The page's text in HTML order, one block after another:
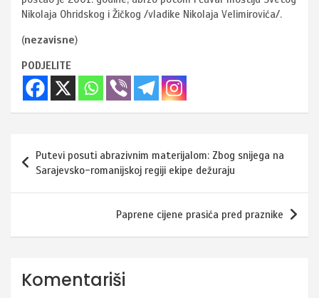
Nikolaja Ohridskog i Žičkog /vladike Nikolaja Velimirovića/.
(nezavisne)
PODJELITE
Navigacija
članaka
Putevi posuti abrazivnim materijalom: Zbog snijega na
Sarajevsko-romanijskoj regiji ekipe dežuraju
Paprene cijene prasića pred praznike
Komentariši